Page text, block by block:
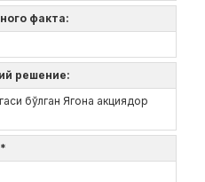
факта:
решение:
бўлган Ягона акциядор